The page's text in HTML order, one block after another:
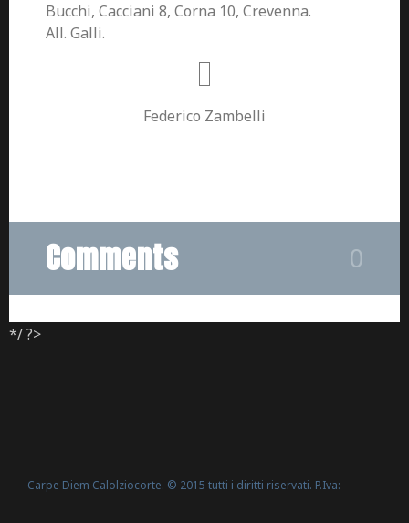
Bucchi, Cacciani 8, Corna 10, Crevenna.
All. Galli.
Federico Zambelli
Comments 0
*/ ?>
Carpe Diem Calolziocorte. © 2015 tutti i diritti riservati. P.Iva: